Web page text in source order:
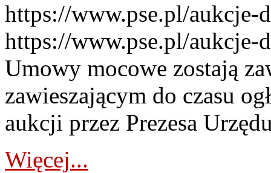
https://www.pse.pl/aukcje-
https://www.pse.pl/aukcje-
Umowy mocowe zostają
zawieszającym do czasu
aukcji przez Prezesa
Więcej...